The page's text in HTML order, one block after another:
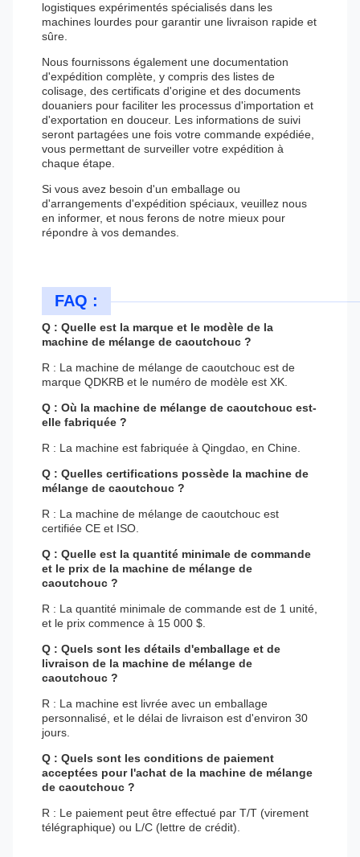
logistiques expérimentés spécialisés dans les
machines lourdes pour garantir une livraison rapide et
sûre.
Nous fournissons également une documentation
d'expédition complète, y compris des listes de
colisage, des certificats d'origine et des documents
douaniers pour faciliter les processus d'importation et
d'exportation en douceur. Les informations de suivi
seront partagées une fois votre commande expédiée,
vous permettant de surveiller votre expédition à
chaque étape.
Si vous avez besoin d'un emballage ou
d'arrangements d'expédition spéciaux, veuillez nous
en informer, et nous ferons de notre mieux pour
répondre à vos demandes.
FAQ :
Q : Quelle est la marque et le modèle de la
machine de mélange de caoutchouc ?
R : La machine de mélange de caoutchouc est de
marque QDKRB et le numéro de modèle est XK.
Q : Où la machine de mélange de caoutchouc est-
elle fabriquée ?
R : La machine est fabriquée à Qingdao, en Chine.
Q : Quelles certifications possède la machine de
mélange de caoutchouc ?
R : La machine de mélange de caoutchouc est
certifiée CE et ISO.
Q : Quelle est la quantité minimale de commande
et le prix de la machine de mélange de
caoutchouc ?
R : La quantité minimale de commande est de 1 unité,
et le prix commence à 15 000 $.
Q : Quels sont les détails d'emballage et de
livraison de la machine de mélange de
caoutchouc ?
R : La machine est livrée avec un emballage
personnalisé, et le délai de livraison est d'environ 30
jours.
Q : Quels sont les conditions de paiement
acceptées pour l'achat de la machine de mélange
de caoutchouc ?
R : Le paiement peut être effectué par T/T (virement
télégraphique) ou L/C (lettre de crédit).